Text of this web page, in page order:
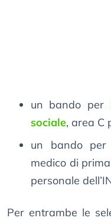
un bando per
sociale, area C
un bando per
medico di
personale
Per entrambe le